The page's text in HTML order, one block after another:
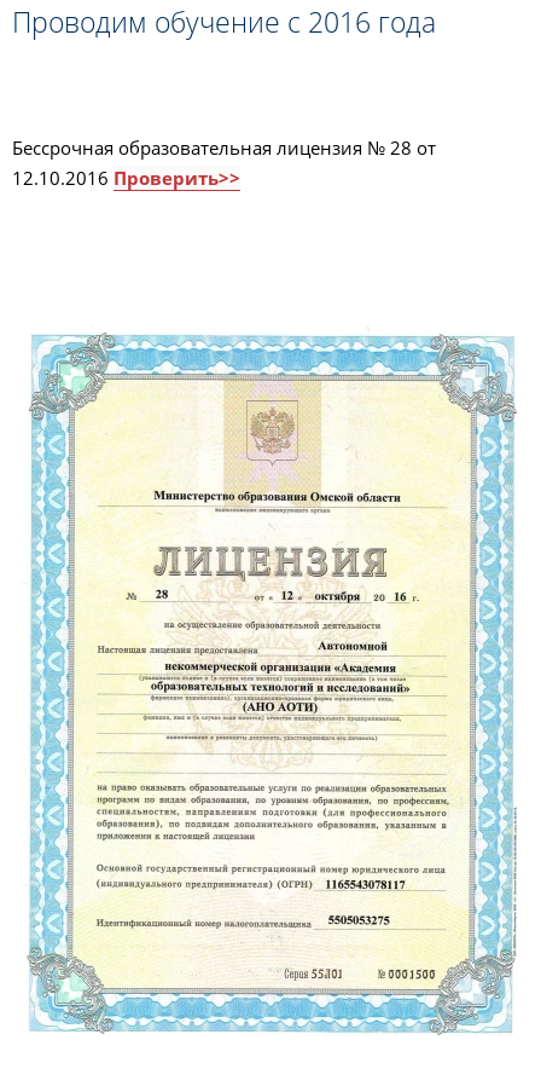
Проводим обучение с 2016 года
Бессрочная образовательная лицензия № 28 от
12.10.2016 Проверить>>